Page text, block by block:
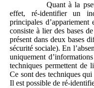
Quant à la
effet, ré-identifier un
principales d’appariement
consiste à lier des bases
présent dans deux bases
sécurité sociale). En
uniquement
techniques permettent de
Ce sont des techniques
Il est possible de ré-